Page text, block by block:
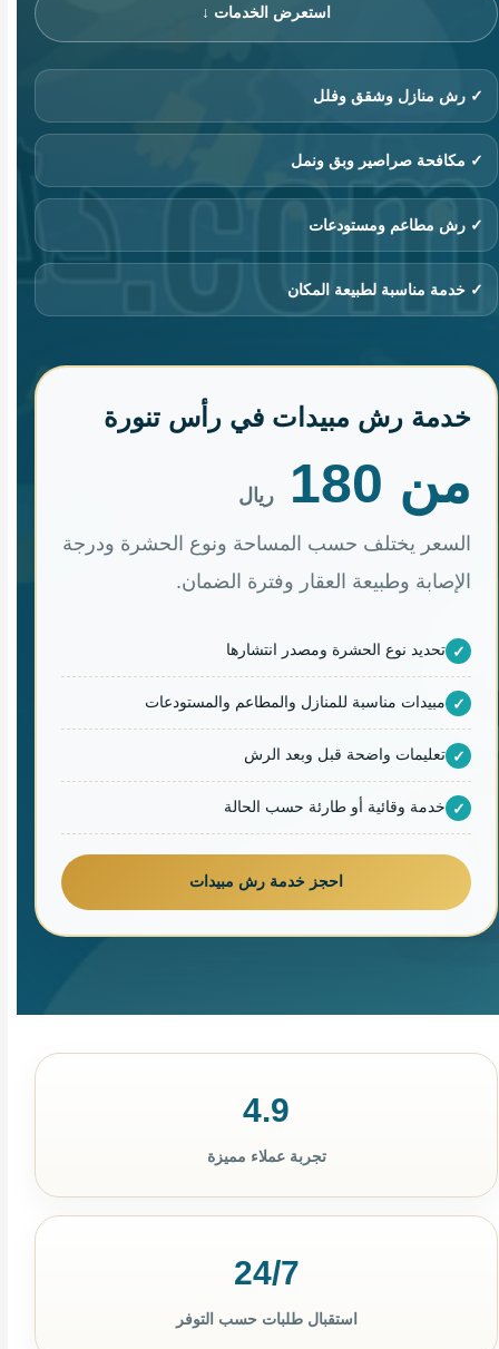
استعرض الخدمات ↓
✓ رش منازل وشقق وفلل
✓ مكافحة صراصير وبق ونمل
✓ رش مطاعم ومستودعات
✓ خدمة مناسبة لطبيعة المكان
خدمة رش مبيدات في رأس تنورة
من 180 ريال
السعر يختلف حسب المساحة ونوع الحشرة ودرجة
الإصابة وطبيعة العقار وفترة الضمان.
تحديد نوع الحشرة ومصدر انتشارها
مبيدات مناسبة للمنازل والمطاعم والمستودعات
تعليمات واضحة قبل وبعد الرش
خدمة وقائية أو طارئة حسب الحالة
احجز خدمة رش مبيدات
4.9
تجربة عملاء مميزة
24/7
استقبال طلبات حسب التوفر